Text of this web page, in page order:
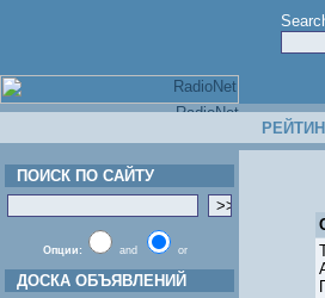
ПОИСК ПО САЙТУ
Опции: and or
ДОСКА ОБЪЯВЛЕНИЙ